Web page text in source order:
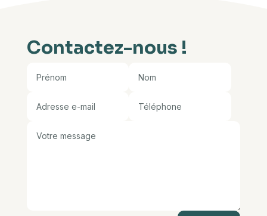
Contactez-nous !